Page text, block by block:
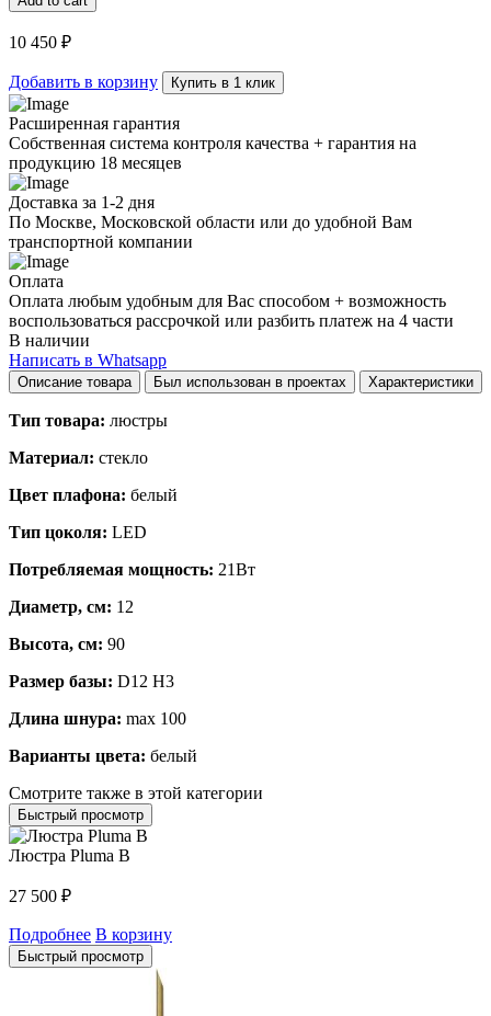
Drop
Double
quantity
10 450 ₽
Добавить в корзину Купить в 1 клик
Расширенная гарантия
Собственная система контроля качества + гарантия на
продукцию 18 месяцев
Доставка за 1-2 дня
По Москве, Московской области или до удобной Вам
транспортной компании
Оплата
Оплата любым удобным для Вас способом + возможность
воспользоваться рассрочкой или разбить платеж на 4 части
В наличии
Написать в Whatsapp
Описание товара Был использован в проектах Характеристики
Тип товара: люстры
Материал: стекло
Цвет плафона: белый
Тип цоколя: LED
Потребляемая мощность: 21Вт
Диаметр, см: 12
Высота, см: 90
Размер базы: D12 H3
Длина шнура: max 100
Варианты цвета: белый
Смотрите также в этой категории
Быстрый просмотр
Люстра Pluma B
27 500 ₽
Подробнее В корзину
Быстрый просмотр